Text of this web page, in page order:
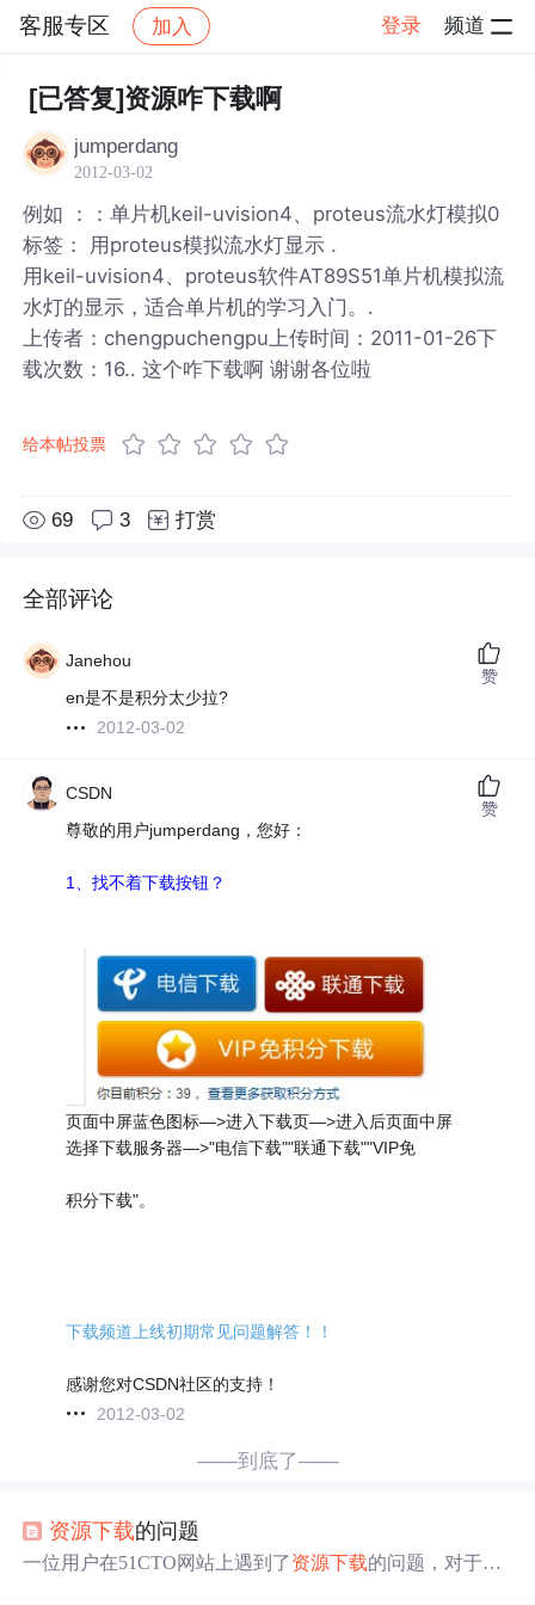
客服专区 加入 登录 频道
社区 客服专区 帖子详情
[已答复]资源咋下载啊
jumperdang
2012-03-02
例如 ：：单片机keil-uvision4、proteus流水灯模拟0
标签： 用proteus模拟流水灯显示 .
用keil-uvision4、proteus软件AT89S51单片机模拟流
水灯的显示，适合单片机的学习入门。.
上传者：chengpuchengpu上传时间：2011-01-26下
载次数：16.. 这个咋下载啊 谢谢各位啦
给本帖投票
69 3 打赏
全部评论
Janehou
en是不是积分太少拉?
2012-03-02
赞
CSDN
尊敬的用户jumperdang，您好：
1、找不着下载按钮？
页面中屏蓝色图标—>进入下载页—>进入后页面中屏
选择下载服务器—>"电信下载""联通下载""VIP免
积分下载"。
下载频道上线初期常见问题解答！！
感谢您对CSDN社区的支持！
2012-03-02
赞
——到底了——
资源下载的问题
一位用户在51CTO网站上遇到了资源下载的问题，对于网